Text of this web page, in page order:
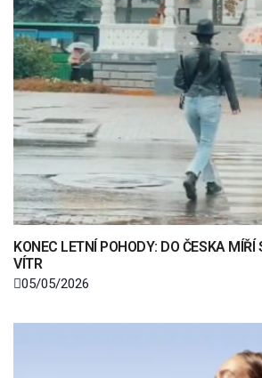
KONEC LETNÍ POHODY: DO ČESKA MÍŘÍ
VÍTR
05/05/2026